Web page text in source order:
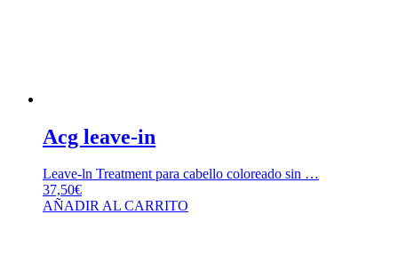
Acg leave-in
Leave-ln Treatment para cabello coloreado sin …
37,50€
AÑADIR AL CARRITO